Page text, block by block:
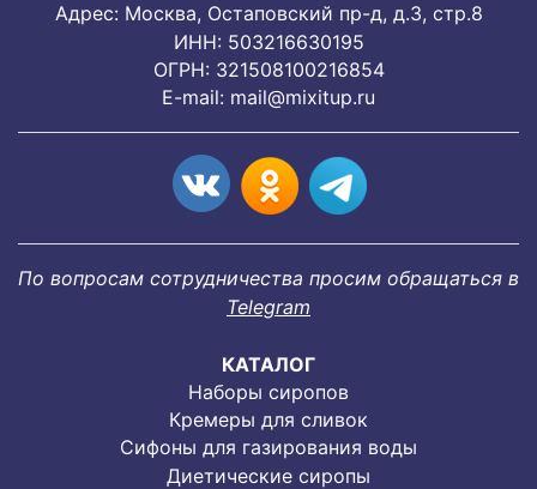
Адрес: Москва, Остаповский пр-д, д.3, стр.8
ИНН: 503216630195
ОГРН: 321508100216854
E-mail: mail@mixitup.ru
По вопросам сотрудничества просим обращаться в
Telegram
КАТАЛОГ
Наборы сиропов
Кремеры для сливок
Сифоны для газирования воды
Диетические сиропы